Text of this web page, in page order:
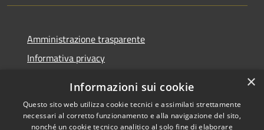
Amministrazione trasparente
Informativa privacy
Dichiarazione di accessibilità
×
Informazioni sui cookie
Questo sito web utilizza cookie tecnici e assimilati strettamente
necessari al corretto funzionamento e alla navigazione del sito,
nonché un cookie tecnico analitico al solo fine di elaborare